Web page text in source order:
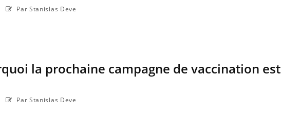
Par Stanislas Deve
la prochaine campagne de vaccination est
Par Stanislas Deve